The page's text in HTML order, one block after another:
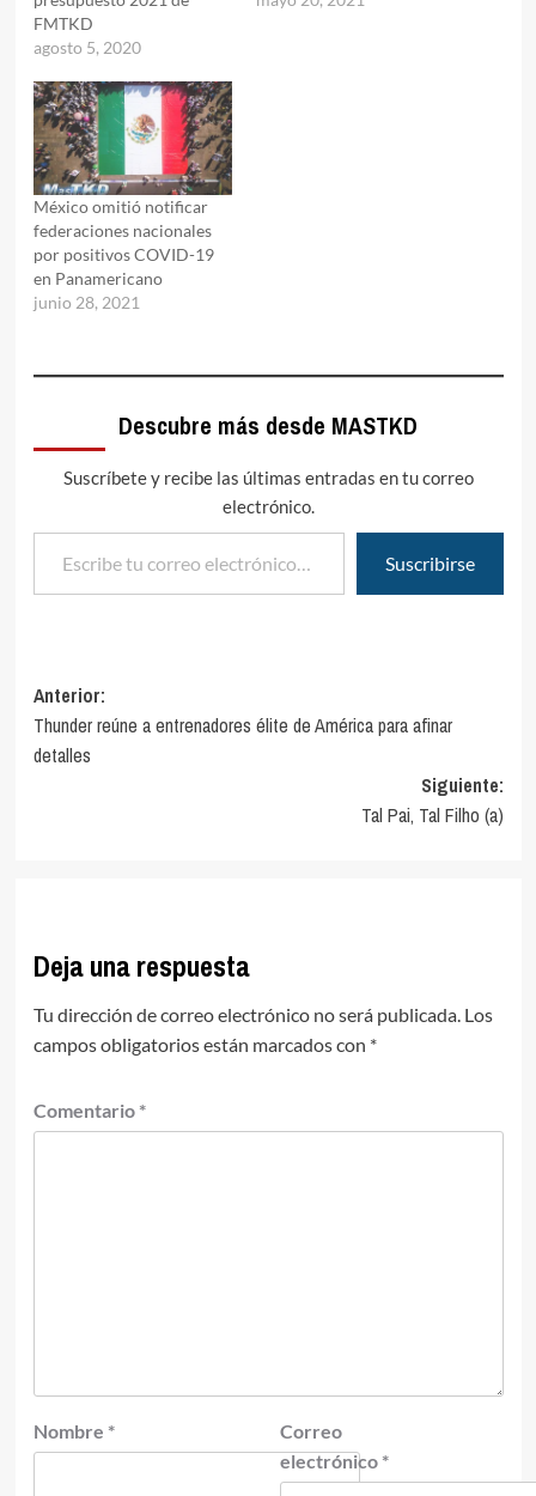
FMTKD
agosto 5, 2020
México omitió notificar
federaciones nacionales
por positivos COVID-19
en Panamericano
junio 28, 2021
Descubre más desde MASTKD
Suscríbete y recibe las últimas entradas en tu correo
electrónico.
Escribe tu correo electrónico…
Suscribirse
Navegación
de
entradas
Anterior:
Thunder reúne a entrenadores élite de América para afinar
detalles
Siguiente:
Tal Pai, Tal Filho (a)
Deja una respuesta
Tu dirección de correo electrónico no será publicada. Los
campos obligatorios están marcados con *
Comentario *
Nombre *
Correo
electrónico *